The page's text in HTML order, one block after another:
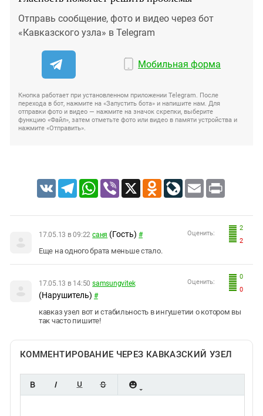
Отправь сообщение, фото и видео через бот
«Кавказского узла» в Telegram
Мобильная форма
Кнопка работает при установленном приложении Telegram. После
перехода в бот, нажмите на «Запустить бота» и напишите нам. Для
отправки фото и видео — нажмите на значок скрепки, выберите
функцию «Файл», затем отметьте фото или видео в памяти устройства и
нажмите «Отправить».
VK TelegramWhatsApp
Viber X Odnoklassniki
LiveJournal
Email Print
2
2
Оценить:
17.05.13 в 09:22 саня (Гость) #
Еще на одного брата меньше стало.
0
0
Оценить:
17.05.13 в 14:50 samsungvitek
(Нарушитель) #
кавказ узел вот и стабильность в ингушетии о котором вы
так часто пишите!
КОММЕНТИРОВАНИЕ ЧЕРЕЗ КАВКАЗСКИЙ УЗЕЛ